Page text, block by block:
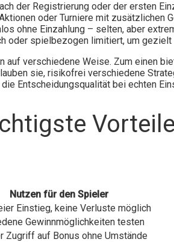
der Registrierung oder der ersten
oder Turniere mit zusätzlichen
ohne Einzahlung – selten, aber
oder spielbezogen limitiert, um
auf verschiedene Weise. Zum einen
sie, risikofrei verschiedene
Entscheidungsqualität bei echten
Nutzen für den Spieler
Einstieg, keine Verluste möglich
Gewinnmöglichkeiten testen
Zugriff auf Bonus ohne Umstände